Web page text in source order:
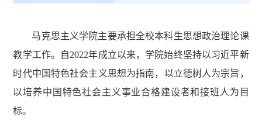
马克思主义学院主要承担全校本科生思想政治理论课
教学工作。自2022年成立以来，学院始终坚持以习近平新
时代中国特色社会主义思想为指南，以立德树人为宗旨，
以培养中国特色社会主义事业合格建设者和接班人为目
标。